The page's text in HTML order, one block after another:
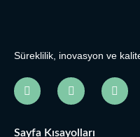
Süreklilik, inovasyon ve
Sayfa Kısayolları